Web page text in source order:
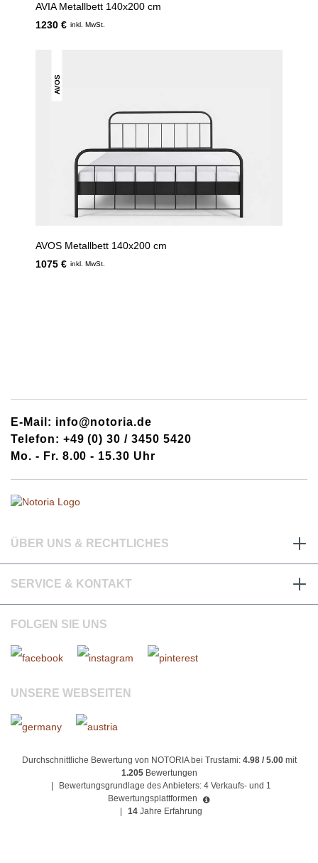
AVIA Metallbett 140x200 cm
1230 € inkl. MwSt.
AVOS
AVOS Metallbett 140x200 cm
1075 € inkl. MwSt.
E-Mail: info@notoria.de
Telefon: +49 (0) 30 / 3450 5420
Mo. - Fr. 8.00 - 15.30 Uhr
ÜBER UNS & RECHTLICHES
SERVICE & KONTAKT
FOLGEN SIE UNS
UNSERE WEBSEITEN
Durchschnittliche Bewertung von NOTORIA bei Trustami: 4.98 / 5.00mit
1.205 Bewertungen
Bewertungsgrundlage des Anbieters: 4 Verkaufs- und 1
Bewertungsplattformen
14 Jahre Erfahrung